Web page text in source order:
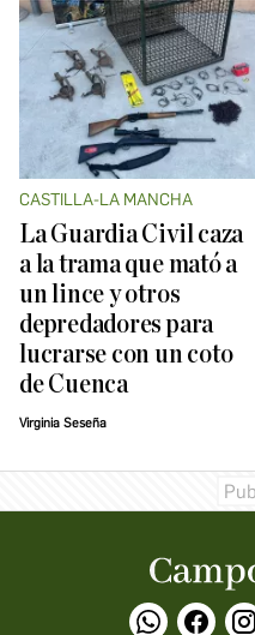
CASTILLA-LA MANCHA
La Guardia Civil caza
a la trama que mató a
un lince y otros
depredadores para
lucrarse con un coto
de Cuenca
Virginia Seseña